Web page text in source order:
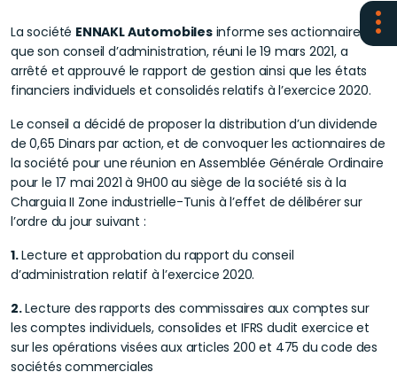
La société ENNAKL Automobilesinforme ses actionnaires
que son conseil d’administration, réuni le 19 mars 2021, a
arrêté et approuvé le rapport de gestion ainsi que les états
financiers individuels et consolidés relatifs à l’exercice 2020.
Le conseil a décidé de proposer la distribution d’un dividende
de 0,65 Dinars par action, et de convoquer les actionnaires de
la société pour une réunion en Assemblée Générale Ordinaire
pour le 17 mai 2021 à 9H00 au siège de la société sis à la
Charguia II Zone industrielle-Tunis à l’effet de délibérer sur
l’ordre du jour suivant :
1.Lecture et approbation du rapport du conseil
d’administration relatif à l’exercice 2020.
2.Lecture des rapports des commissaires aux comptes sur
les comptes individuels, consolides et IFRS dudit exercice et
sur les opérations visées aux articles 200 et 475 du code des
sociétés commerciales